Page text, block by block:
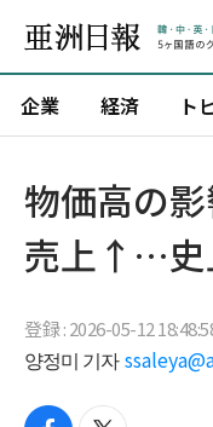
企業 経済 ト
物価高の影
売上↑…史
登録 : 2026-05-12
양정미 기자